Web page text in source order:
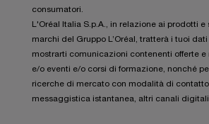
consumatori.
L'Oréal Italia S.p.A., in relazione ai prodotti
marchi del Gruppo L’Oréal, tratterà i tuoi
mostrarti comunicazioni contenenti offerte e
e/o eventi e/o corsi di formazione, nonché
ricerche di mercato con modalità di
messaggistica istantanea, altri canali